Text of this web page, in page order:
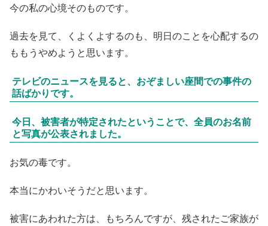
今の私の心境そのものです。
過去を見て、くよくよするのも、明日のことを心配するの
ももうやめようと思います。
テレビのニュースを見ると、おぞましい座間での事件の
話ばかりです。
今日、被害者が特定されたということで、全員のお名前
と写真が公表されました。
お気の毒です。
本当にかわいそうだと思います。
被害にあわれた方は、もちろんですが、残されたご家族が